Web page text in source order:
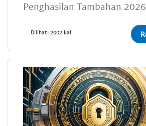
Penghasilan Tambahan
Dilihat: 2002 kali